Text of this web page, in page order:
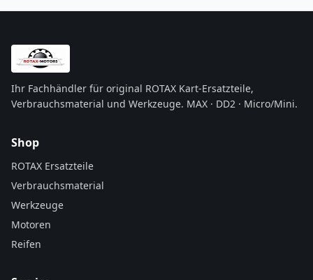
Ihr Fachhändler für original ROTAX Kart-Ersatzteile,
Verbrauchsmaterial und Werkzeuge. MAX · DD2 · Micro/Mini.
Shop
ROTAX Ersatzteile
Verbrauchsmaterial
Werkzeuge
Motoren
Reifen